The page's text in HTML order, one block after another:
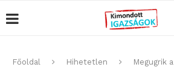
Főoldal Hihetetlen
Megugrik